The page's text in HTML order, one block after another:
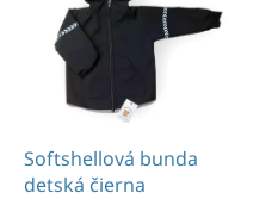
Softshellová bunda
detská čierna